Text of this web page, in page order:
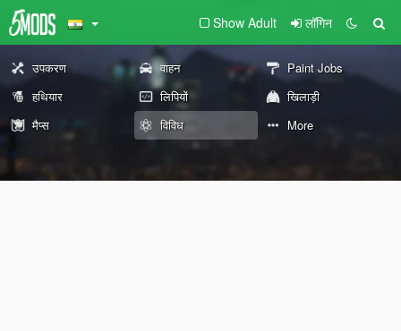
Show Adult लॉगिन
उपकरण वाहन
Paint Jobs
हथियार
लिपियों
खिलाड़ी
मैप्स
विविध More